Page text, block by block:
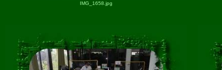
IMG_1658.jpg